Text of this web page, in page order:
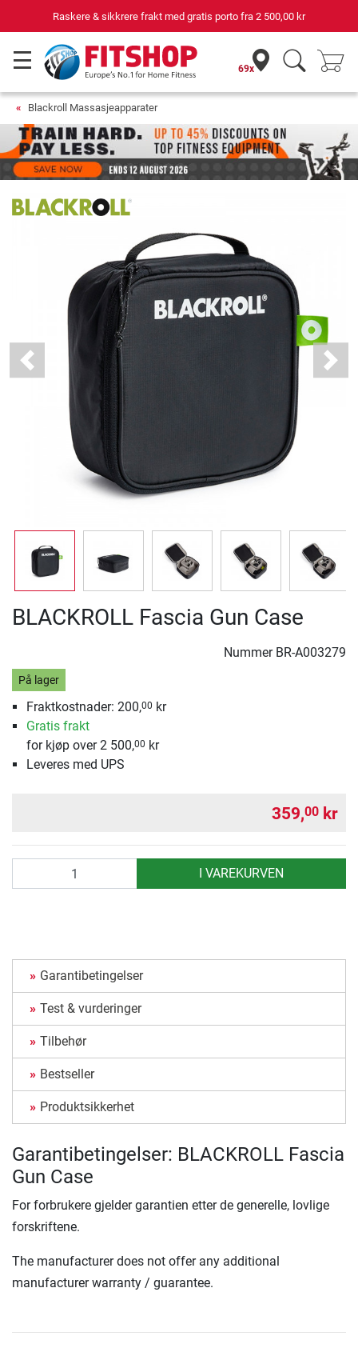
Raskere & sikkrere frakt med gratis porto fra 2 500,00 kr
69x
Blackroll Massasjeapparater
Previous Next
BLACKROLL Fascia Gun Case
Nummer BR-A003279
På lager
Fraktkostnader: 200,00 kr
Gratis frakt
for kjøp over 2 500,00 kr
Leveres med UPS
359,00 kr
I VAREKURVEN
Garantibetingelser
Test & vurderinger
Tilbehør
Bestseller
Produktsikkerhet
Garantibetingelser: BLACKROLL Fascia
Gun Case
For forbrukere gjelder garantien etter de generelle, lovlige
forskriftene.
The manufacturer does not offer any additional
manufacturer warranty / guarantee.